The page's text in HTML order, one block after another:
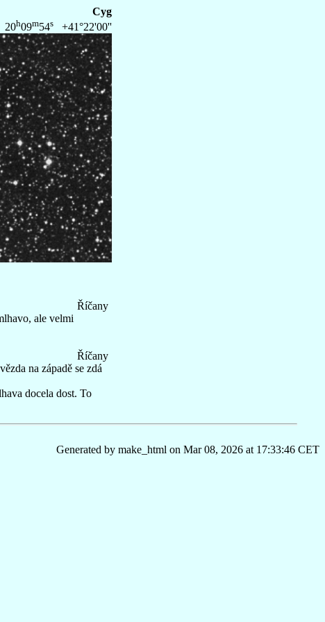
Cyg
20h09m54s +41°22'00''
Říčany
ale velmi
Říčany
na západě se zdá
docela dost. To
Generated by make_html on Mar 08, 2026 at 17:33:46 CET